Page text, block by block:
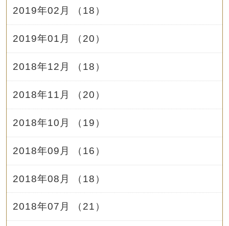
2019年02月 （18）
2019年01月 （20）
2018年12月 （18）
2018年11月 （20）
2018年10月 （19）
2018年09月 （16）
2018年08月 （18）
2018年07月 （21）